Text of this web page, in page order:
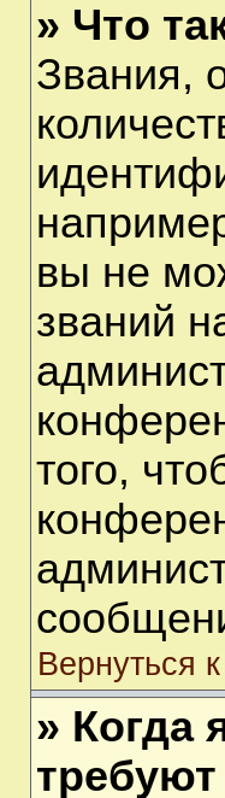
» Что
Звания,
вы не
званий
того,
Вернуться
» Когда